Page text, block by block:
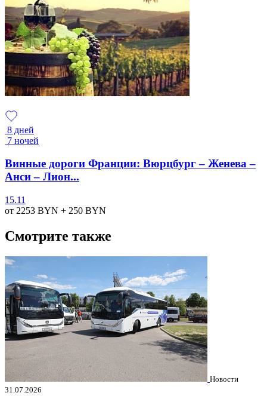
8 дней
7 ночей
Винные дороги Франции: Вюрцбург – Женева –
Анси – Лион...
15.11
от 2253 BYN + 250 BYN
Смотрите также
Новости
31.07.2026